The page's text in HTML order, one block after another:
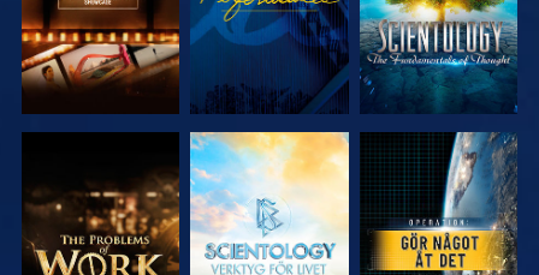
UTFORSKA
SERIEN
UTFORSKA
SERIEN
TITTA